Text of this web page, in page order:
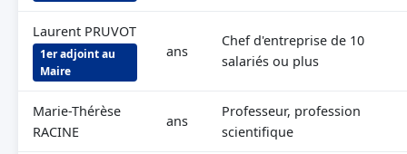
Laurent PRUVOT
1er adjoint au
Maire
ans
Chef d'entreprise de 10
salariés ou plus
Marie-Thérèse
RACINE
ans
Professeur, profession
scientifique